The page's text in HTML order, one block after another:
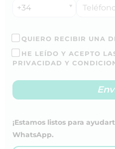
+34
QUIERO RECIBIR UNA
HE LEÍDO Y ACEPTO
PRIVACIDAD Y
¡Estamos listos para
WhatsApp.